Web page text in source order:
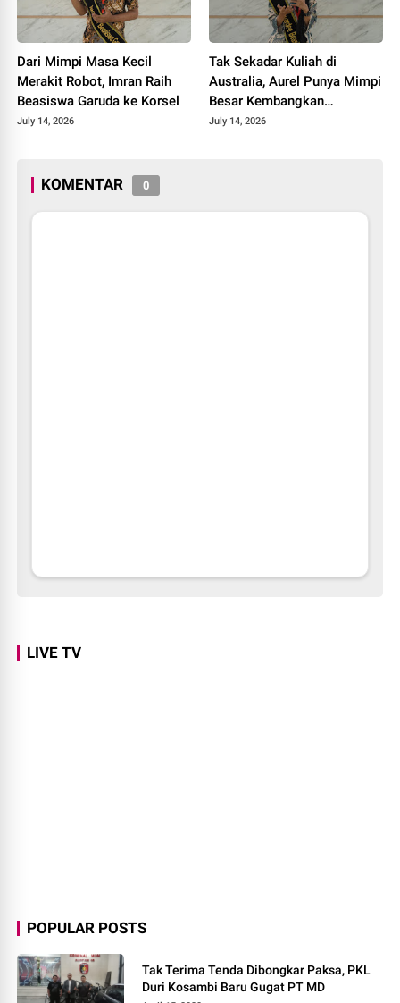
Dari Mimpi Masa Kecil
Merakit Robot, Imran Raih
Beasiswa Garuda ke Korsel
July 14, 2026
Tak Sekadar Kuliah di
Australia, Aurel Punya Mimpi
Besar Kembangkan
Pengobatan Kanker untuk
July 14, 2026
KOMENTAR 0
LIVE TV
POPULAR POSTS
Tak Terima Tenda Dibongkar Paksa, PKL
Duri Kosambi Baru Gugat PT MD